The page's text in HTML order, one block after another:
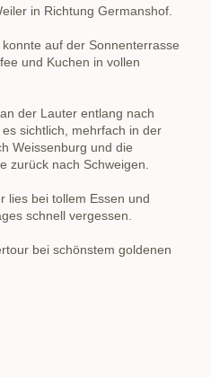
in Richtung Germanshof.
auf der Sonnenterrasse
und Kuchen in vollen
der Lauter entlang nach
sichtlich, mehrfach in der
Weissenburg und die
zurück nach Schweigen.
lies bei tollem Essen und
schnell vergessen.
bei schönstem goldenen